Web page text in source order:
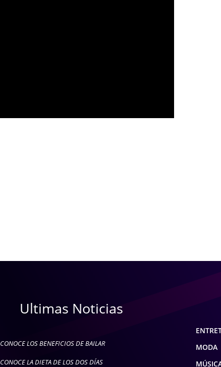
Ultimas Noticias
CONOCE LOS BENEFICIOS DE BAILAR
CONOCE LA DIETA DE LOS DOS DÍAS
MODA